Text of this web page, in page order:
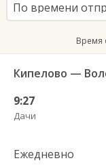
автобус
онлайн
По времени
Время
Кипелово —
9:27
Дачи
Ежедневно